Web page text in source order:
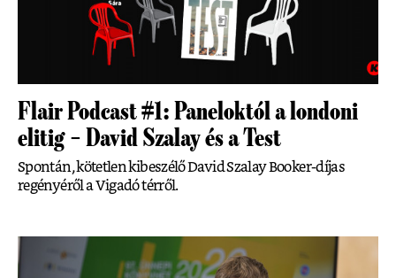
Flair Podcast #1: Paneloktól a londoni
elitig – David Szalay és a Test
Spontán, kötetlen kibeszélő David Szalay Booker-díjas
regényéről a Vigadó térről.